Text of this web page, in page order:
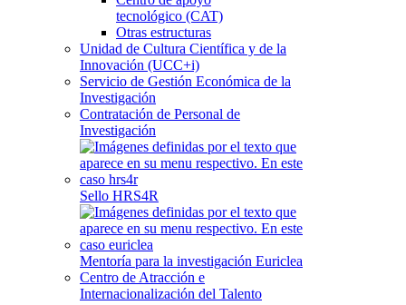
tecnológico (CAT)
Otras estructuras
Unidad de Cultura Científica y de la
Innovación (UCC+i)
Servicio de Gestión Económica de la
Investigación
Contratación de Personal de
Investigación
Sello HRS4R
Mentoría para la investigación Euriclea
Centro de Atracción e
Internacionalización del Talento